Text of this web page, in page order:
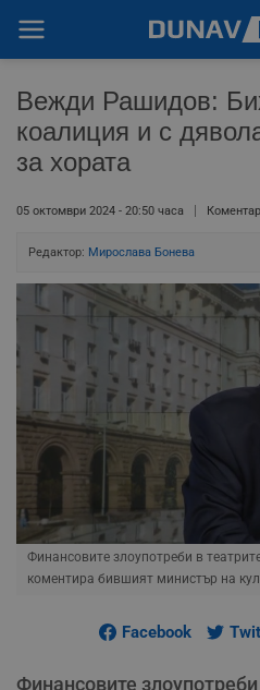
Вежди Рашидов:
коалиция и с
за хората
05 октомври 2024 - 20:50 часа
Редактор: Мирослава Бонева
Финансовите злоупотреби в
коментира бившият министър на
Facebook
Финансовите